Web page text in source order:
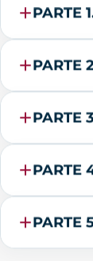
PARTE
PARTE
PARTE
PARTE
PARTE